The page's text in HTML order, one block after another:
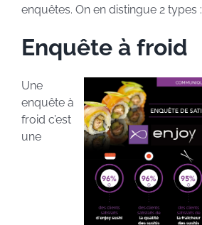
enquêtes. On en distingue 2 types :
Enquête à froid
Une
enquête à
froid c’est
une